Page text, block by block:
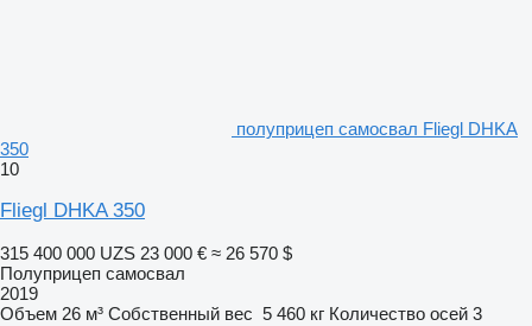
полуприцеп самосвал Fliegl DHKA
350
10
Fliegl DHKA 350
315 400 000 UZS 23 000 € ≈ 26 570 $
Полуприцеп самосвал
2019
Объем 26 м³ Собственный вес 5 460 кг Количество осей 3